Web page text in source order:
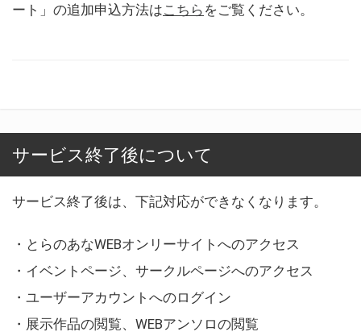
ート」の追加申込方法はこちら をご覧ください。
サービス終了後について
サービス終了後は、下記対応ができなくなります。
・とらのあなWEBオンリーサイトへのアクセス
・イベントページ、サークルページへのアクセス
・ユーザーアカウントへのログイン
・展示作品の閲覧、WEBアンソロの閲覧